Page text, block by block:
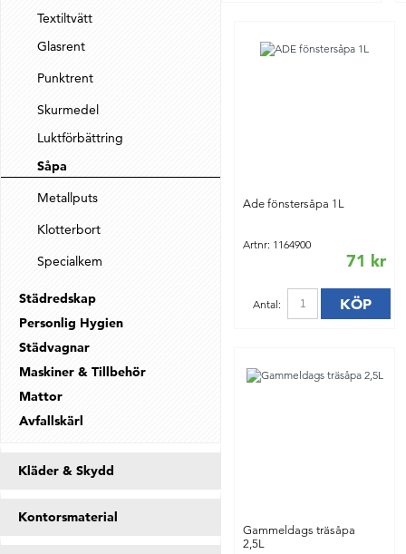
Textiltvätt
Glasrent
Punktrent
Skurmedel
Luktförbättring
Såpa
Metallputs
Klotterbort
Specialkem
Städredskap
Personlig Hygien
Städvagnar
Maskiner & Tillbehör
Mattor
Avfallskärl
Kläder & Skydd
Kontorsmaterial
Ade fönstersåpa 1L
Artnr: 1164900
71 kr
Antal: KÖP
Gammeldags träsåpa
2,5L